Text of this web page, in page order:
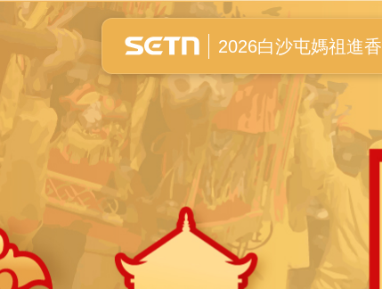
白沙屯媽祖進香全紀錄
2026白沙屯媽祖進香